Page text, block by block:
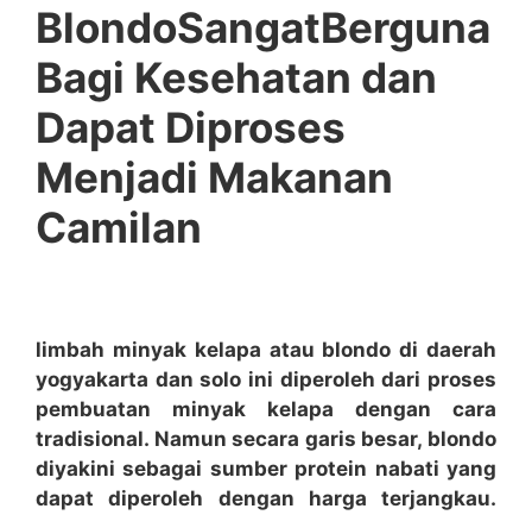
BlondoSangatBerguna
Bagi Kesehatan dan
Dapat Diproses
Menjadi Makanan
Camilan
limbah minyak kelapa atau blondo di daerah
yogyakarta dan solo ini diperoleh dari proses
pembuatan minyak kelapa dengan cara
tradisional. Namun secara garis besar, blondo
diyakini sebagai sumber protein nabati yang
dapat diperoleh dengan harga terjangkau.